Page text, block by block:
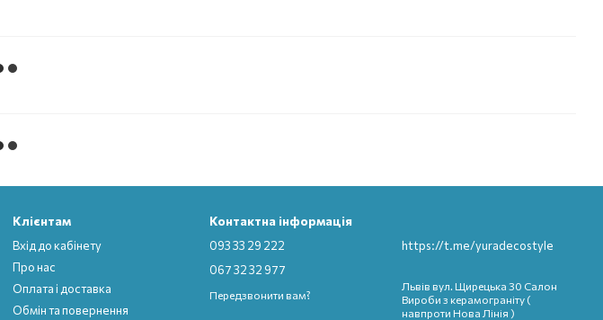
Клієнтам
Вхід до кабінету
Про нас
Оплата і доставка
Обмін та повернення
Контактна інформація
093 33 29 222
067 32 32 977
Передзвонити вам?
https://t.me/yuradecostyle
Львів вул. Щирецька 30 Салон
Вироби з керамограніту (
навпроти Нова Лінія )